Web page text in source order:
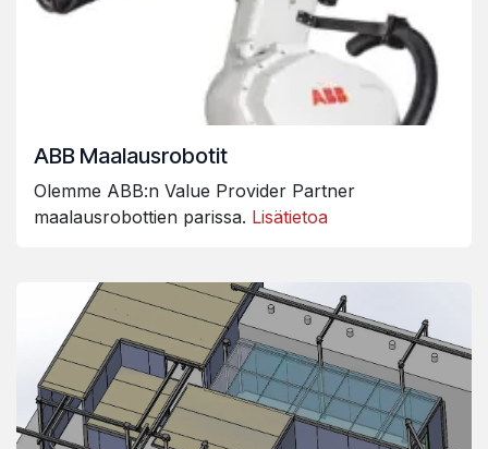
ABB Maalausrobotit
Olemme ABB:n Value Provider Partner
maalausrobottien parissa. Lisätietoa